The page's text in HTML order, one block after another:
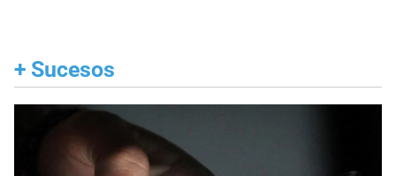
+ Sucesos